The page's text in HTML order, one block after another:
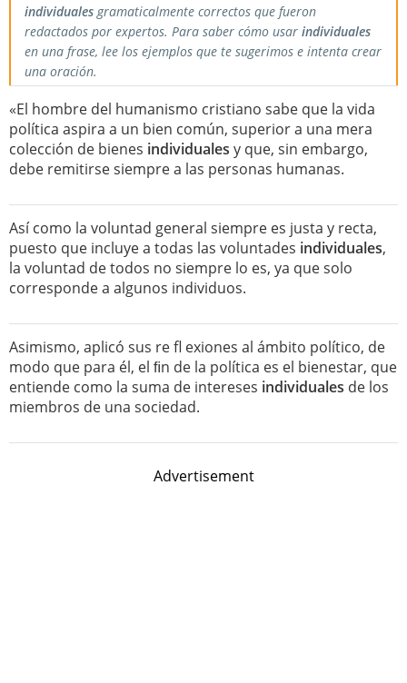
individualesgramaticalmente correctos que fueron
redactados por expertos. Para saber cómo usar individuales
en una frase, lee los ejemplos que te sugerimos e intenta crear
una oración.
«El hombre del humanismo cristiano sabe que la vida
política aspira a un bien común, superior a una mera
colección de bienes individuales y que, sin embargo,
debe remitirse siempre a las personas humanas.
Así como la voluntad general siempre es justa y recta,
puesto que incluye a todas las voluntades individuales,
la voluntad de todos no siempre lo es, ya que solo
corresponde a algunos individuos.
Asimismo, aplicó sus re fl exiones al ámbito político, de
modo que para él, el ﬁn de la política es el bienestar, que
entiende como la suma de intereses individuales de los
miembros de una sociedad.
Advertisement